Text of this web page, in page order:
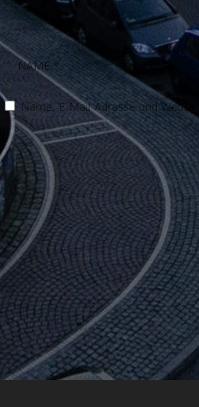
Name, E-Mail-Adresse und